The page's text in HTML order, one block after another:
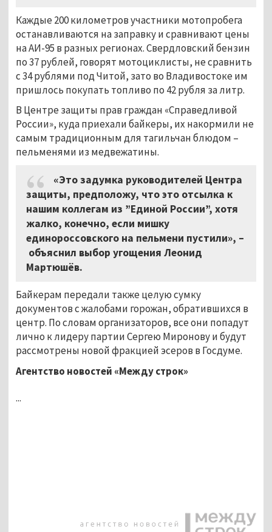
Каждые 200 километров участники мотопробега
останавливаются на заправку и сравнивают цены
на АИ-95 в разных регионах. Свердловский бензин
по 37 рублей, говорят мотоциклисты, не сравнить
с 34 рублями под Читой, зато во Владивостоке им
пришлось покупать топливо по 42 рубля за литр.
В Центре защиты прав граждан «Справедливой
России», куда приехали байкеры, их накормили не
самым традиционным для тагильчан блюдом –
пельменями из медвежатины.
«Это задумка руководителей Центра
защиты, предположу, что это отсылка к
нашим коллегам из ”Единой России”, хотя
жалко, конечно, если мишку
единороссовского на пельмени пустили», –
объяснил выбор угощения Леонид
Мартюшёв.
Байкерам передали также целую сумку
документов с жалобами горожан, обратившихся в
центр. По словам организаторов, все они попадут
лично к лидеру партии Сергею Миронову и будут
рассмотрены новой фракцией эсеров в Госдуме.
Агентство новостей «Между строк»
...